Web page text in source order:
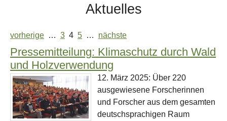
Aktuelles
vorherige … 3 4 5 … nächste
Pressemitteilung: Klimaschutz durch Wald
und Holzverwendung
12. März 2025: Über 220
ausgewiesene Forscherinnen
und Forscher aus dem gesamten
deutschsprachigen Raum